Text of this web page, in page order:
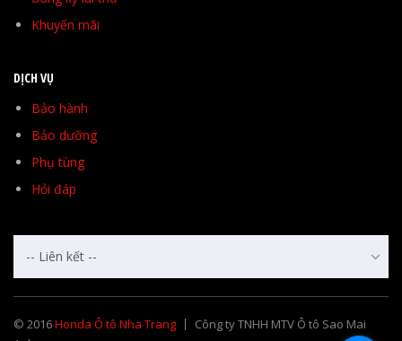
Khuyến mãi
DỊCH VỤ
Bảo hành
Bảo dưỡng
Phụ tùng
Hỏi đáp
-- Liên kết --
© 2016Honda Ô tô Nha Trang
Công ty TNHH MTV Ô tô Sao Mai